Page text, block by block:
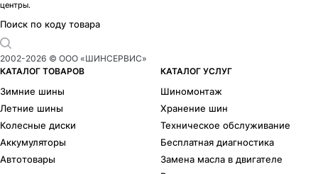
центры.
Поиск по коду товара
2002-2026 © ООО «ШИНСЕРВИС»
КАТАЛОГ ТОВАРОВ
Зимние шины
Летние шины
Колесные диски
Аккумуляторы
Автотовары
КАТАЛОГ УСЛУГ
Шиномонтаж
Хранение шин
Техническое обслуживание
Бесплатная диагностика
Замена масла в двигателе